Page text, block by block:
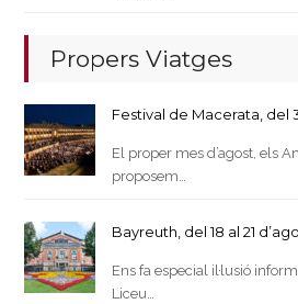
Propers Viatges
Festival de Macerata, del
El proper mes d’agost, els
proposem…
Bayreuth, del 18 al 21
Ens fa especial il·lusió
Liceu…